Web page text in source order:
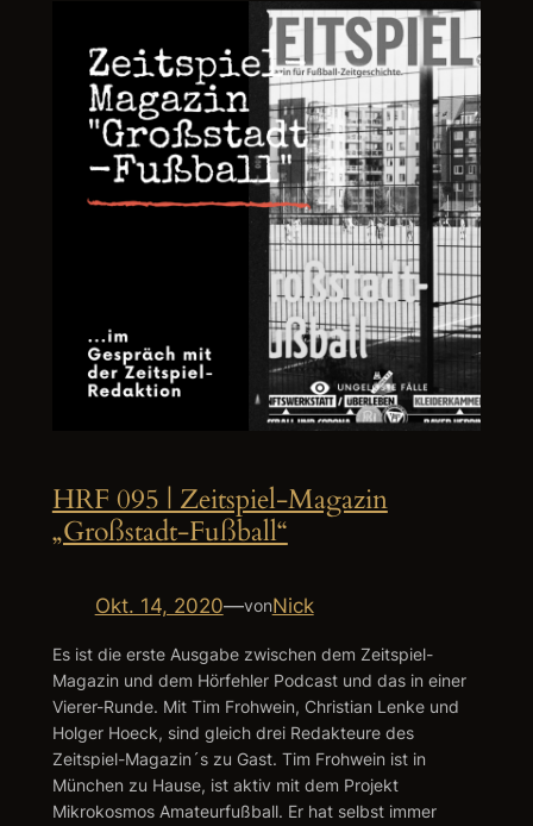
HRF 095 | Zeitspiel-Magazin
„Großstadt-Fußball“
Okt. 14, 2020—vonNick
Es ist die erste Ausgabe zwischen dem Zeitspiel-
Magazin und dem Hörfehler Podcast und das in einer
Vierer-Runde. Mit Tim Frohwein, Christian Lenke und
Holger Hoeck, sind gleich drei Redakteure des
Zeitspiel-Magazin´s zu Gast. Tim Frohwein ist in
München zu Hause, ist aktiv mit dem Projekt
Mikrokosmos Amateurfußball. Er hat selbst immer